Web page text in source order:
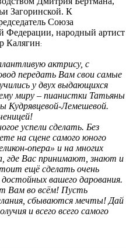
Загоринской. К
Союза
Федерации, народный артист
Калягин:
актрису, c
передать Вам свои самые
у двух выдающихся
миру – пианистки Татьяны
Кудрявцевой-Лемешевой.
успели сделать. Без
на сцене самого юного
опера» и на многих
где Вас принимают, знают и
ещё сделать очень
вашего дарования.
Вам во всём! Пусть
сбываются мечты! Дай
и всего всего самого